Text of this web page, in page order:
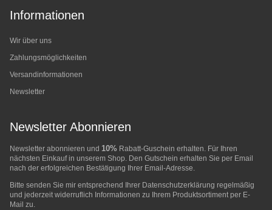
Informationen
Wir über uns
Zahlungsmöglichkeiten
Versandinformationen
Newsletter
Newsletter Abonnieren
Newsletter abonnieren und 10% Rabatt-Guschein erhalten. Für Ihren
nächsten Einkauf in unserem Shop. Den Gutschein erhalten Sie per Email
nach der erfolgreichen Bestätigung Ihrer Email-Adresse.
Bitte senden Sie mir entsprechend Ihrer Datenschutzerklärung regelmäßig
und jederzeit widerruflich Informationen zu Ihrem Produktsortiment per E-
Mail zu.